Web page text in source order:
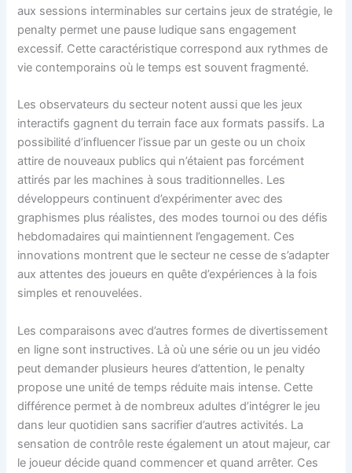
aux sessions interminables sur certains jeux de stratégie, le
penalty permet une pause ludique sans engagement
excessif. Cette caractéristique correspond aux rythmes de
vie contemporains où le temps est souvent fragmenté.
Les observateurs du secteur notent aussi que les jeux
interactifs gagnent du terrain face aux formats passifs. La
possibilité d’influencer l’issue par un geste ou un choix
attire de nouveaux publics qui n’étaient pas forcément
attirés par les machines à sous traditionnelles. Les
développeurs continuent d’expérimenter avec des
graphismes plus réalistes, des modes tournoi ou des défis
hebdomadaires qui maintiennent l’engagement. Ces
innovations montrent que le secteur ne cesse de s’adapter
aux attentes des joueurs en quête d’expériences à la fois
simples et renouvelées.
Les comparaisons avec d’autres formes de divertissement
en ligne sont instructives. Là où une série ou un jeu vidéo
peut demander plusieurs heures d’attention, le penalty
propose une unité de temps réduite mais intense. Cette
différence permet à de nombreux adultes d’intégrer le jeu
dans leur quotidien sans sacrifier d’autres activités. La
sensation de contrôle reste également un atout majeur, car
le joueur décide quand commencer et quand arrêter. Ces